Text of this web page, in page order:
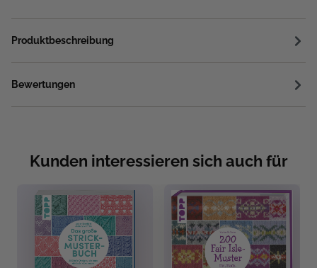
Produktbeschreibung
Bewertungen
Kunden interessieren sich auch für